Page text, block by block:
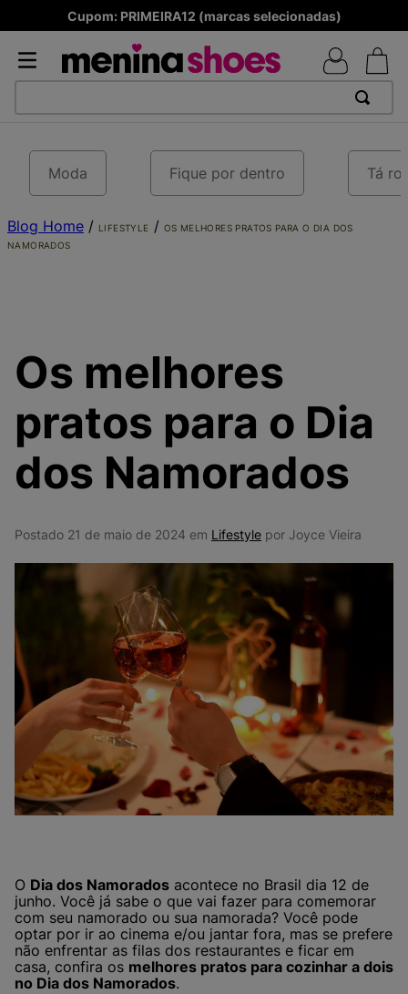
Produtos Originais
Moda Fique por dentro Tá
Blog Home / LIFESTYLE / OS MELHORES PRATOS PARA O DIA DOS
NAMORADOS
Os melhores
pratos para o Dia
dos Namorados
Postado 21 de maio de 2024 em Lifestyle por Joyce Vieira
O Dia dos Namorados acontece no Brasil dia 12 de
junho. Você já sabe o que vai fazer para comemorar
com seu namorado ou sua namorada? Você pode
optar por ir ao cinema e/ou jantar fora, mas se prefere
não enfrentar as filas dos restaurantes e ficar em
casa, confira os melhores pratos para cozinhar a dois
no Dia dos Namorados.
2º
MELISSAS MINI BABY
3
TÊNIS VEJA WHITE
7
8º
VANS TÊNIS VANS ULTRARANGE
9º
NEW 530